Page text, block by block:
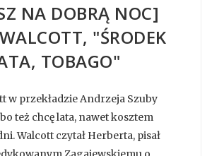
NA DOBRĄ NOC]
"ŚRODEK
TOBAGO"
w przekładzie Andrzeja Szuby
też chcę lata, nawet kosztem
Walcott czytał Herberta, pisał